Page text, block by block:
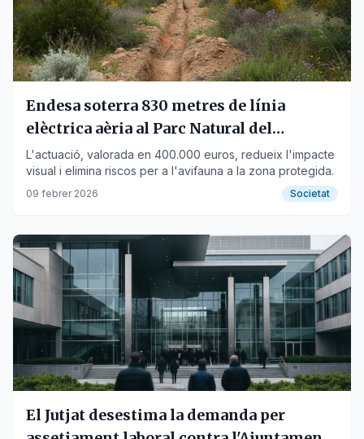
Endesa soterra 830 metres de línia
elèctrica aèria al Parc Natural del
Montgrí
L'actuació, valorada en 400.000 euros, redueix l'impacte
visual i elimina riscos per a l'avifauna a la zona protegida.
09 febrer 2026 Societat
El Jutjat desestima la demanda per